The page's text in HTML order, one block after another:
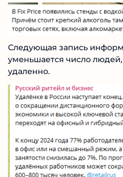
Следующая запись
уменьшается число
удаленно.